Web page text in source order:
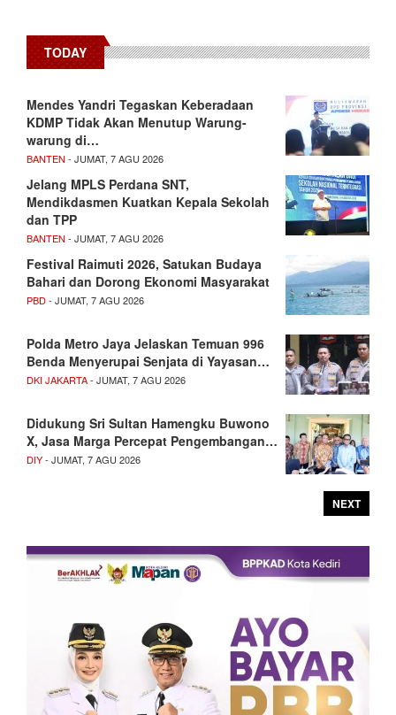
TODAY
Mendes Yandri Tegaskan Keberadaan
KDMP Tidak Akan Menutup Warung-
warung di…
BANTEN - JUMAT, 7 AGU 2026
Jelang MPLS Perdana SNT,
Mendikdasmen Kuatkan Kepala Sekolah
dan TPP
BANTEN - JUMAT, 7 AGU 2026
Festival Raimuti 2026, Satukan Budaya
Bahari dan Dorong Ekonomi Masyarakat
PBD- JUMAT, 7 AGU 2026
Polda Metro Jaya Jelaskan Temuan 996
Benda Menyerupai Senjata di Yayasan…
DKI JAKARTA- JUMAT, 7 AGU 2026
Didukung Sri Sultan Hamengku Buwono
X, Jasa Marga Percepat Pengembangan…
DIY- JUMAT, 7 AGU 2026
NEXT